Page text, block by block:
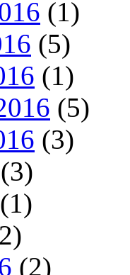
(1)
(5)
(1)
(5)
(3)
(3)
(1)
(2)